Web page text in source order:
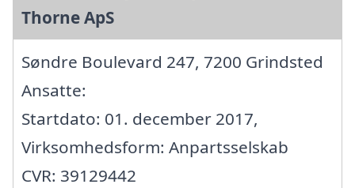
Thorne ApS
Søndre Boulevard 247, 7200 Grindsted
Ansatte:
Startdato: 01. december 2017,
Virksomhedsform: Anpartsselskab
CVR: 39129442